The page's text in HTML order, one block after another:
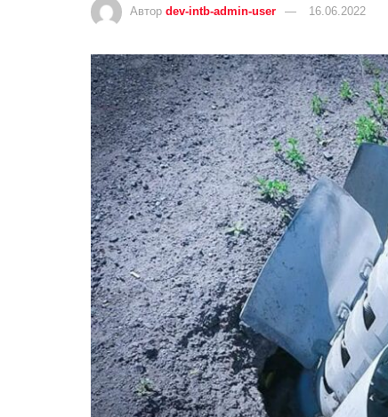
Автор dev-intb-admin-user 16.06.2022